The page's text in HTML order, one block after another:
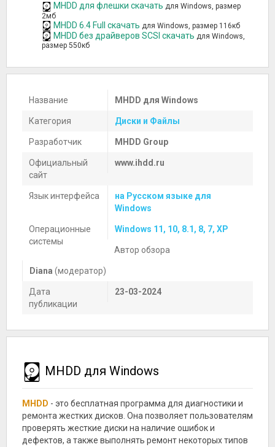
MHDD для флешки скачать для Windows, размер
2мб
MHDD 6.4 Full скачать для Windows, размер 116кб
MHDD без драйверов SCSI скачать для Windows,
размер 550кб
Название MHDD для Windows
Категория Диски и Файлы
Разработчик MHDD Group
Официальный
сайт
www.ihdd.ru
Язык интерфейса
на Русском языке для
Windows
Операционные
системы
Windows 11, 10, 8.1, 8, 7, XP
Автор обзора
Diana (модератор)
Дата
публикации
23-03-2024
MHDD для Windows
MHDD - это бесплатная программа для диагностики и
ремонта жестких дисков. Она позволяет пользователям
проверять жесткие диски на наличие ошибок и
дефектов, а также выполнять ремонт некоторых типов